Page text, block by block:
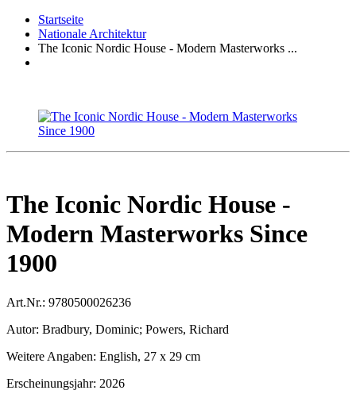
Startseite
Nationale Architektur
The Iconic Nordic House - Modern Masterworks ...
The Iconic Nordic House -
Modern Masterworks Since
1900
Art.Nr.: 9780500026236
Autor: Bradbury, Dominic; Powers, Richard
Weitere Angaben: English, 27 x 29 cm
Erscheinungsjahr: 2026